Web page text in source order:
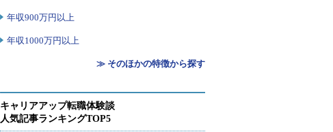
年収900万円以上
年収1000万円以上
≫ そのほかの特徴から探す
キャリアアップ転職体験談
人気記事ランキングTOP5